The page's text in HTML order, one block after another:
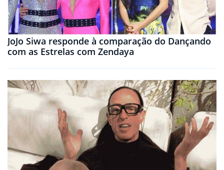
JoJo Siwa responde à comparação do Dançando
com as Estrelas com Zendaya